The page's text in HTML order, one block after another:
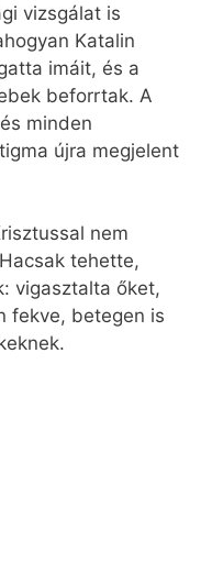
vizsgálat is
Katalin
imáit, és a
beforrtak. A
minden
újra megjelent
nem
tehette,
vigasztalta őket,
fekve, betegen is